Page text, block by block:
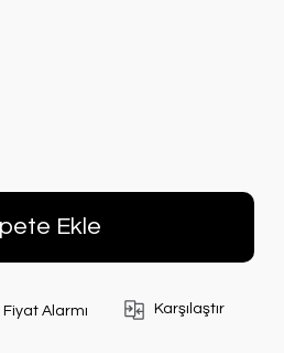
Ekle
Fiyat Alarmı Karşılaştır